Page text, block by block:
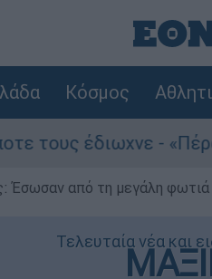
Κόσμος
- «Πέρασε όλη η
Έσωσαν από τη μεγάλη φωτιά
Τελευταία νέα και